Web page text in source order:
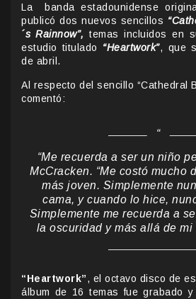
La banda estadounidense
publicó dos nuevos sencillos
´s Rainnow”, temas incluidos en
estudio titulado “Heartwork”, que
de abril.
Al respecto del sencillo “Cathedral
comentó:
“Me recuerda a ser un niño
McCracken. “Me costó mucho
más joven. Simplemente
cama, y cuando lo hice,
Simplemente me recuerda a
la oscuridad y más allá de mi
“Heartwork”, el octavo disco de
álbum de 16 temas fue grabado